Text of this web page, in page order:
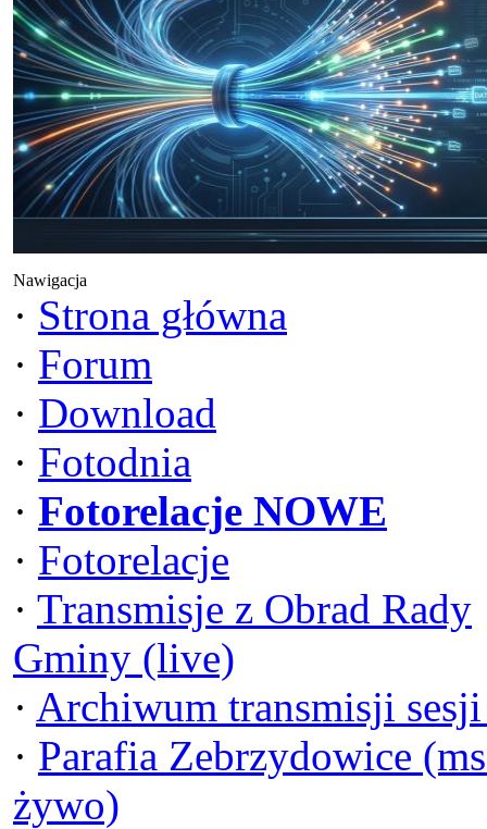
Nawigacja
· Strona główna
· Forum
· Download
· Fotodnia
· Fotorelacje NOWE
· Fotorelacje
· Transmisje z Obrad Rady
Gminy (live)
· Archiwum transmisji
· Parafia Zebrzydowice
żywo)